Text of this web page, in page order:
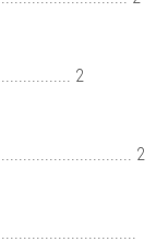
2
2